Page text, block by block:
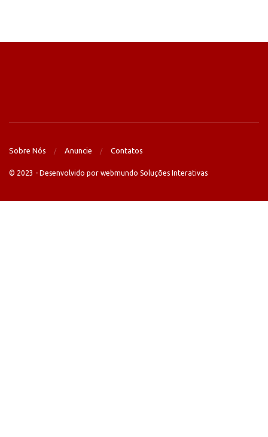
Sobre Nós Anuncie Contatos
© 2023 - Desenvolvido por webmundo Soluções Interativas